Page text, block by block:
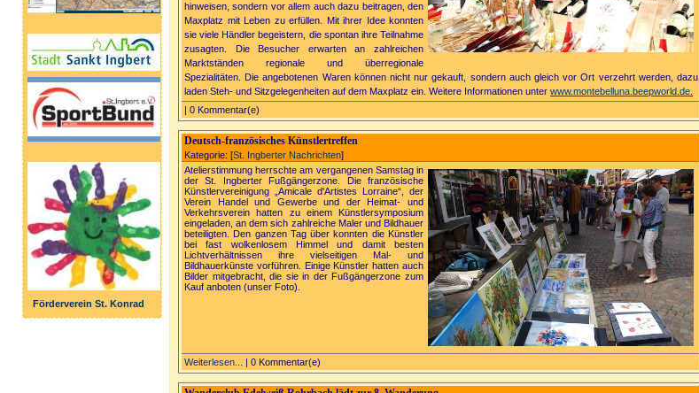
Förderverein St. Konrad
hinweisen, sondern vor allem auch dazu beitragen, den
Maxplatz mit Leben zu erfüllen. Mit ihrer Idee konnten
sie viele Händler begeistern, die spontan ihre Teilnahme
zusagten. Die Besucher erwarten an zahlreichen
Marktständen regionale und überregionale
Spezialitäten. Die angebotenen Waren können nicht nur gekauft, sondern auch gleich vor Ort verzehrt werden, dazu
laden Steh- und Sitzgelegenheiten auf dem Maxplatz ein. Weitere Informationen unter www.montebelluna.beepworld.de
| 0 Kommentar(e)
Deutsch-französisches Künstlertreffen
Kategorie: [St. Ingberter Nachrichten]
Atelierstimmung herrschte am vergangenen Samstag in
der St. Ingberter Fußgängerzone. Die französische
Künstlervereinigung „Amicale d'Artistes Lorraine“, der
Verein Handel und Gewerbe und der Heimat- und
Verkehrsverein hatten zu einem Künstlersymposium
eingeladen, an dem sich zahlreiche Maler und Bildhauer
beteiligten. Den ganzen Tag über konnten die Künstler
bei fast wolkenlosem Himmel und damit besten
Lichtverhältnissen ihre vielseitigen Mal- und
Bildhauerkünste vorführen. Einige Künstler hatten auch
Bilder mitgebracht, die sie in der Fußgängerzone zum
Kauf anboten (unser Foto).
Weiterlesen... | 0 Kommentar(e)